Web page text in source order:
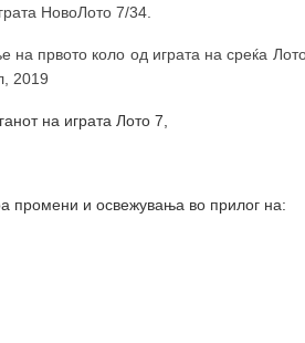
НовоЛото 7/34.
на првото коло од играта на среќа
2019
на играта Лото 7,
промени и освежувања во прилог на: